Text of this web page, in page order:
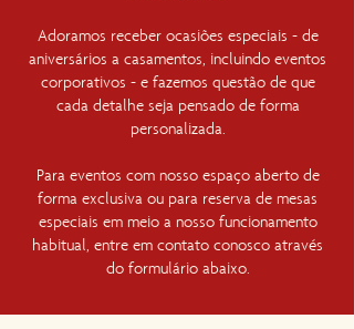
Adoramos receber ocasiões especiais - de
aniversários a casamentos, incluindo eventos
corporativos - e fazemos questão de que
cada detalhe seja pensado de forma
personalizada.
Para eventos com nosso espaço aberto de
forma exclusiva ou para reserva de mesas
especiais em meio a nosso funcionamento
habitual, entre em contato conosco através
do formulário abaixo.